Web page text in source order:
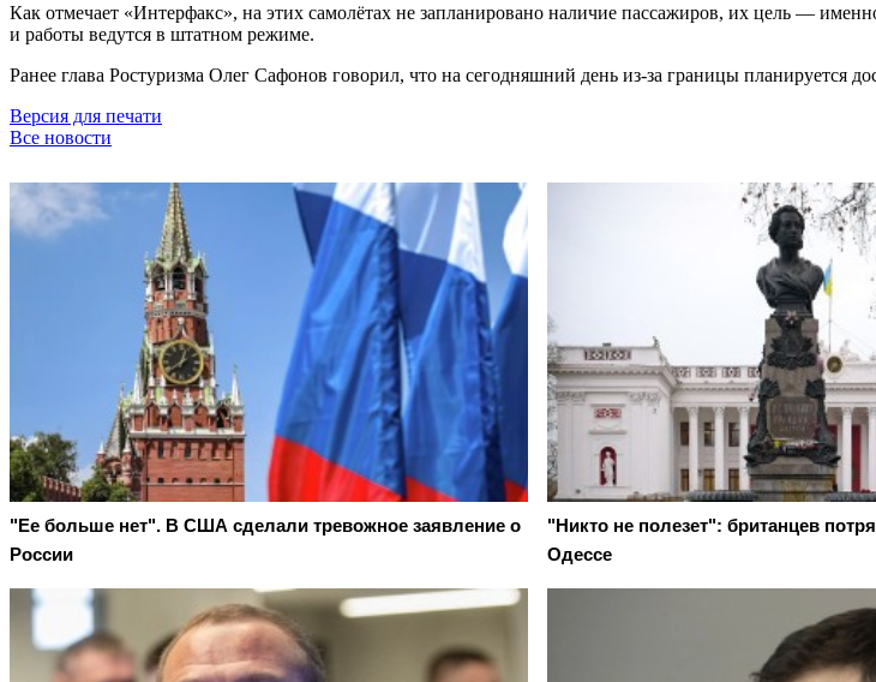
Как отмечает «Интерфакс», на этих самолётах не запланировано наличие пассажиров, их цель —
и работы ведутся в штатном режиме.
Ранее глава Ростуризма Олег Сафонов говорил, что на сегодняшний день из-за границы планируется
Версия для печати
Все новости
"Ее больше нет". В США сделали тревожное заявление о
России
"Никто не полезет": британцев
Одессе